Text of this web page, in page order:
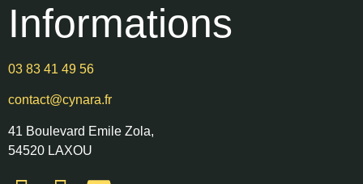
Informations
03 83 41 49 56
contact@cynara.fr
41 Boulevard Emile Zola,
54520 LAXOU